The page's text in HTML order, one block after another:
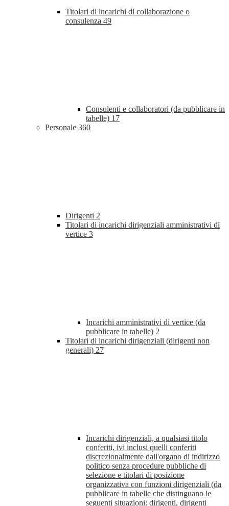
Titolari di incarichi di collaborazione o
consulenza 49
Consulenti e collaboratori (da pubblicare in
tabelle) 17
Personale 360
Dirigenti 2
Titolari di incarichi dirigenziali amministrativi di
vertice 3
Incarichi amministrativi di vertice (da
pubblicare in tabelle) 2
Titolari di incarichi dirigenziali (dirigenti non
generali) 27
Incarichi dirigenziali, a qualsiasi titolo
conferiti, ivi inclusi quelli conferiti
discrezionalmente dall'organo di indirizzo
politico senza procedure pubbliche di
selezione e titolari di posizione
organizzativa con funzioni dirigenziali (da
pubblicare in tabelle che distinguano le
seguenti situazioni: dirigenti, dirigenti